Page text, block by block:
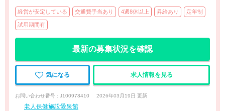
経営が安定している 交通費手当あり 4週8休以上 昇給あり 定年制
試用期間有
最新の募集状況を確認
気になる 求人情報を見る
お問い合わせ番号 : J100978410 2026年03月19日 更新
老人保健施設愛泉館